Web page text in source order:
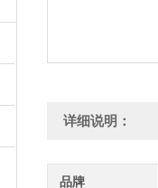
详细说明：
品牌